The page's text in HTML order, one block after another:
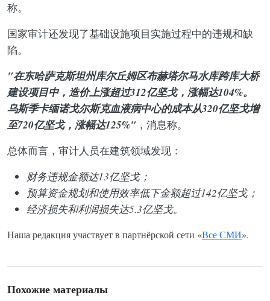
称。
国家审计还发现了基础设施项目实施过程中的违规和缺
陷。
"在东哈萨克斯坦州库尔丘姆区布赫塔尔马水库跨库大桥
建设项目中，造价上涨超过312亿坚戈，涨幅达104%。
乌斯季卡缅诺戈尔斯克血液病中心的成本从320亿坚戈增
至720亿坚戈，涨幅达125%" ，消息称。
总体而言，审计人员在建筑领域发现：
财务违规金额达13亿坚戈；
预算资金规划和使用效率低下金额超过142亿坚戈；
经济损失和利润损失达5.3亿坚戈。
Наша редакция участвует в партнёрской сети «Все СМИ».
Похожие материалы